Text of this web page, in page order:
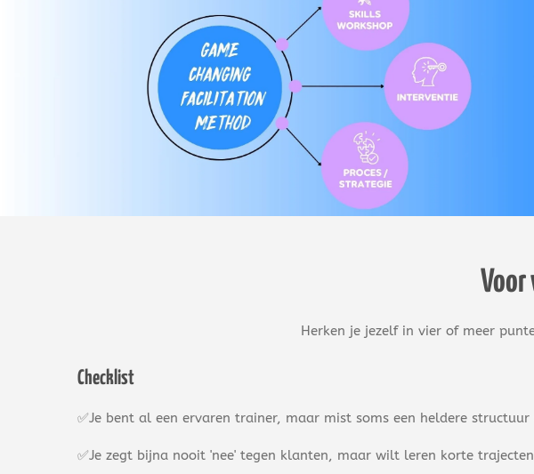
Voor
Herken je jezelf in vier of meer
Checklist
✅Je bent al een ervaren trainer, maar mist soms een heldere
✅Je zegt bijna nooit 'nee' tegen klanten, maar wilt leren korte